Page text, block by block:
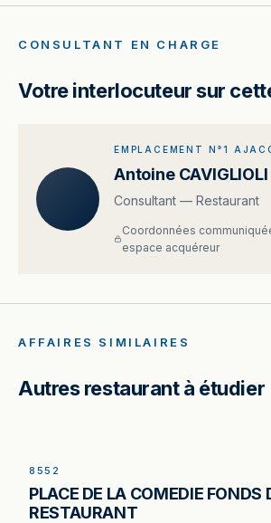
CONSULTANT EN CHARGE
Votre interlocuteur sur
EMPLACEMENT N°1
Antoine CAVIGLIOLI
Consultant — Restaurant
Coordonnées
espace acquéreur
AFFAIRES SIMILAIRES
Autres restaurant à étudier
deux pas de la Place de la
8552
PLACE DE LA COMEDIE FONDS
RESTAURANT